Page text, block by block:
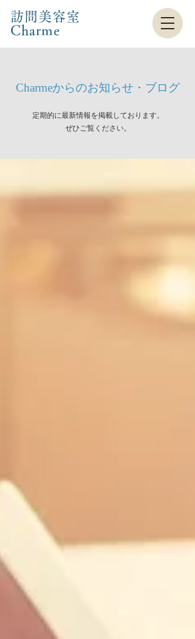
訪問美容室
Charme​
Charmeからのお知らせ・ブログ
定期的に最新情報を掲載しております。
​ぜひご覧ください。